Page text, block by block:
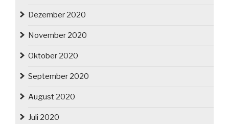
Dezember 2020
November 2020
Oktober 2020
September 2020
August 2020
Juli 2020